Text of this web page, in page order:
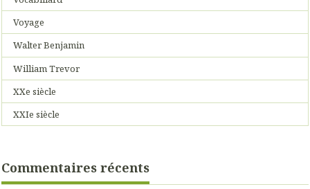
Voyage
Walter Benjamin
William Trevor
XXe siècle
XXIe siècle
Commentaires récents